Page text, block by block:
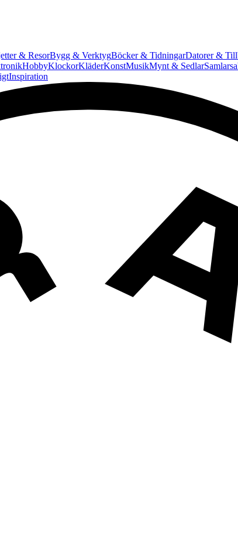
& ResorBygg & VerktygBöcker & TidningarDatorer &
HobbyKlockorKläderKonstMusikMynt & Sedlar
Inspiration